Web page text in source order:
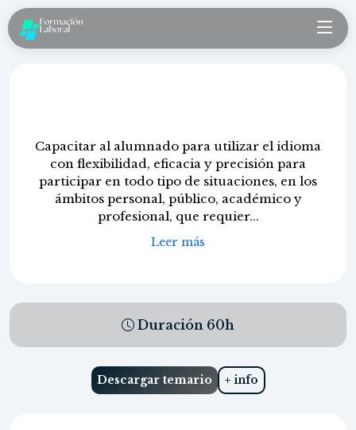
Capacitar al alumnado para utilizar el idioma
con flexibilidad, eficacia y precisión para
participar en todo tipo de situaciones, en los
ámbitos personal, público, académico y
profesional, que requier...
Leer más
Duración 60h
Descargar temario + info